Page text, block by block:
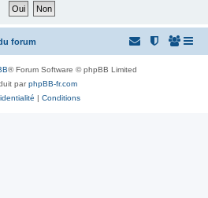
forum
® Forum Software © phpBB Limited
parphpBB-fr.com
| Conditions